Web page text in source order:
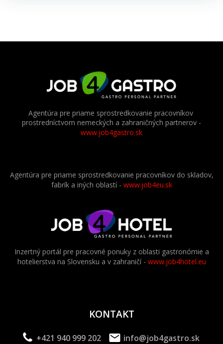
Agentúra pre priame sprostredkovanie pracovníkov
prostredníctvom nemeckých a zahraničných partnerov -
www.job4gastro.sk
Agentúra pre priame sprostredkovanie pracovníkov do skladov,
fabrík a iných oblastí - www.job4eu.sk
Inzertný portál pre pracovné ponuky z oblasti gastronómie a
hotelierstva na Slovensku a v zahraničí - www.job4hotel.eu
KONTAKT
+421 940 999 202
info@job4gastro.sk